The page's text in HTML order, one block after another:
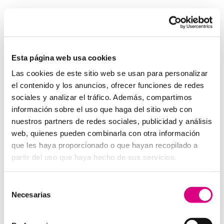
Esta página web usa cookies
Las cookies de este sitio web se usan para personalizar
el contenido y los anuncios, ofrecer funciones de redes
sociales y analizar el tráfico. Además, compartimos
información sobre el uso que haga del sitio web con
nuestros partners de redes sociales, publicidad y análisis
web, quienes pueden combinarla con otra información
que les haya proporcionado o que hayan recopilado a
partir del uso que haya hecho de sus servicios.
Necesarias
tan importante como asegurar una buena red eléctrica.
Losinterfonos IP para aerogeneradoresson una
System Network, tu operadora de telefonía
virtual en España
DesdeTelefonía Virtual Network, te invitamos a
que nos permitas estudiar tu caso particular. Aunque si
lo prefieres, puedes enviarnos un correo electrónico a
virtual@networkes.como llamarnos al900 800 806.
Tenemos más de 15 años de experiencia en
instalación de sistemas de telefonía virtual. Gracias a
su rápida integración, permite gran flexibilidad en el
virtual de centrales telefónicas virtuales dimensionadas
a las necesidades de cada cliente.